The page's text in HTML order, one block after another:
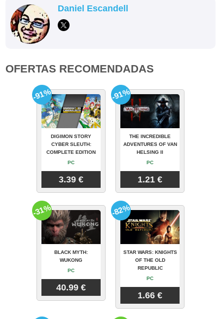
Daniel Escandell
OFERTAS RECOMENDADAS
DIGIMON STORY
CYBER SLEUTH:
COMPLETE EDITION
PC
3.39 €
-91%
THE INCREDIBLE
ADVENTURES OF VAN
HELSING II
PC
1.21 €
-91%
BLACK MYTH:
WUKONG
PC
40.99 €
-31%
STAR WARS: KNIGHTS
OF THE OLD
REPUBLIC
PC
1.66 €
-82%